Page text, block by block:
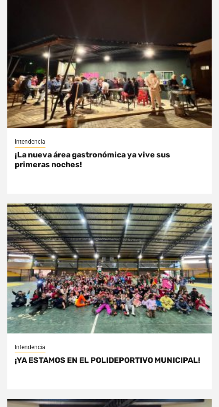
Intendencia
¡La nueva área gastronómica ya vive sus
primeras noches!
Intendencia
¡YA ESTAMOS EN EL POLIDEPORTIVO MUNICIPAL!